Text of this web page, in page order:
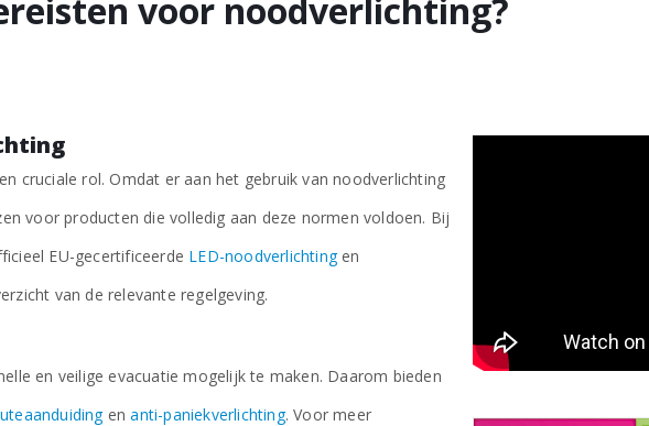
voor noodverlichting?
cruciale rol. Omdat er aan het gebruik van noodverlichting
voor producten die volledig aan deze normen voldoen. Bij
EU-gecertificeerde LED-noodverlichtingen
van de relevante regelgeving.
en veilige evacuatie mogelijk te maken. Daarom bieden
enanti-paniekverlichting. Voor meer